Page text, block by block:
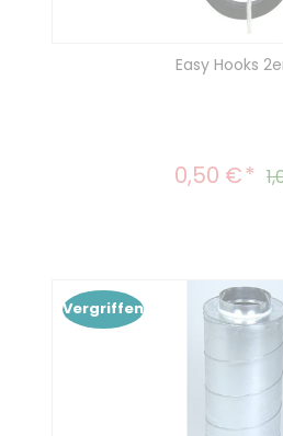
Easy Hooks
0,50 €
Vergriffen